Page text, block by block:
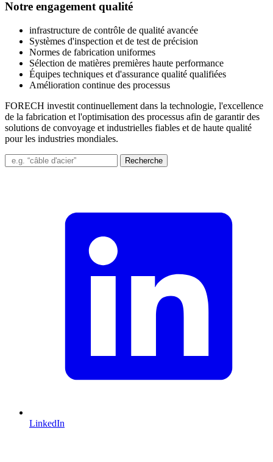
Notre engagement qualité
infrastructure de contrôle de qualité avancée
Systèmes d'inspection et de test de précision
Normes de fabrication uniformes
Sélection de matières premières haute performance
Équipes techniques et d'assurance qualité qualifiées
Amélioration continue des processus
FORECH investit continuellement dans la technologie, l'excellence
de la fabrication et l'optimisation des processus afin de garantir des
solutions de convoyage et industrielles fiables et de haute qualité
pour les industries mondiales.
Recherche
LinkedIn